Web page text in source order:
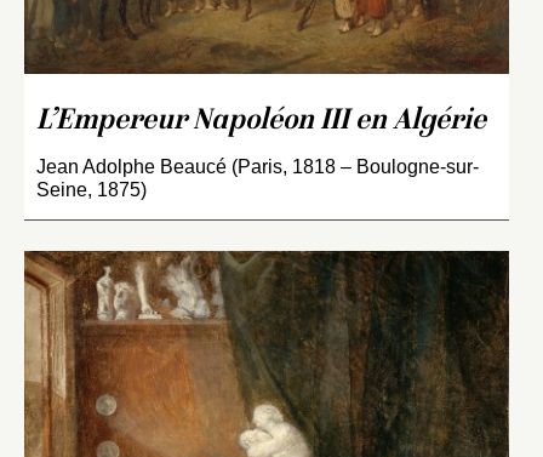
L’Empereur Napoléon III en Algérie
Jean Adolphe Beaucé (Paris, 1818 – Boulogne-sur-
Seine, 1875)